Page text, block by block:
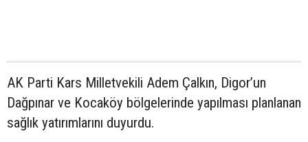
AK Parti Kars Milletvekili Adem Çalkın, Digor’un
Dağpınar ve Kocaköy bölgelerinde yapılması planlanan
sağlık yatırımlarını duyurdu.